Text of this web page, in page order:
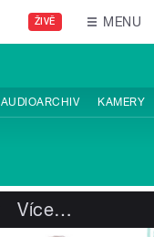
ŽIVĚ MENU
AUDIOARCHIV KAMERY
Více…